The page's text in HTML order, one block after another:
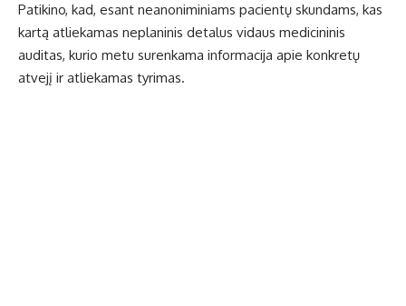
Patikino, kad, esant neanoniminiams pacientų skundams, kas
kartą atliekamas neplaninis detalus vidaus medicininis
auditas, kurio metu surenkama informacija apie konkretų
atvejį ir atliekamas tyrimas.